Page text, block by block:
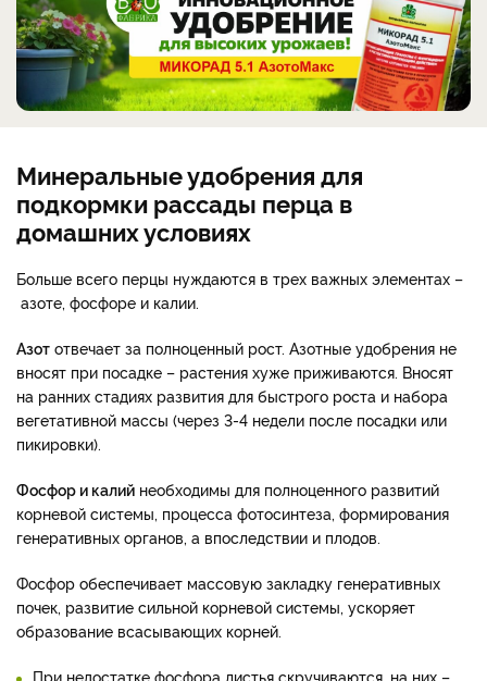
Минеральные удобрения для
подкормки рассады перца в
домашних условиях
Больше всего перцы нуждаются в трех важных элементах –
азоте, фосфоре и калии.
Азот отвечает за полноценный рост. Азотные удобрения не
вносят при посадке – растения хуже приживаются. Вносят
на ранних стадиях развития для быстрого роста и набора
вегетативной массы (через 3-4 недели после посадки или
пикировки).
Фосфор и калий необходимы для полноценного развитий
корневой системы, процесса фотосинтеза, формирования
генеративных органов, а впоследствии и плодов.
Фосфор обеспечивает массовую закладку генеративных
почек, развитие сильной корневой системы, ускоряет
образование всасывающих корней.
При недостатке фосфора листья скручиваются, на них –